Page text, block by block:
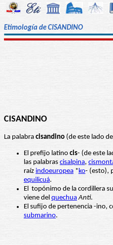
Etimología de CISANDINO
CISANDINO
La palabra cisandino (de este lado
El prefijo latino cis- (de este
las palabras cisalpina,
raíz indoeuropea *ko- (esto),
equilicuá.
El topónimo de la cordillera
viene del quechua Anti.
El sufijo de pertenencia -ino,
submarino.